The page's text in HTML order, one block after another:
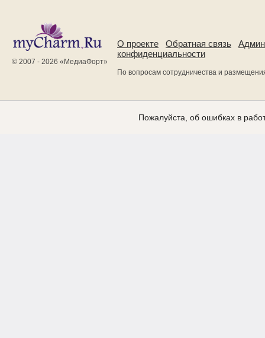
© 2007 - 2026 « МедиаФорт»
О проекте Обратная связь
конфиденциальности
По вопросам сотрудничества и
Пожалуйста, об ошибках в